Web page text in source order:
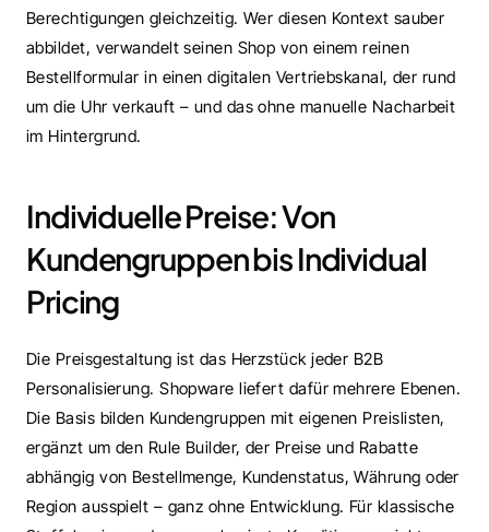
Berechtigungen gleichzeitig. Wer diesen Kontext sauber
abbildet, verwandelt seinen Shop von einem reinen
Bestellformular in einen digitalen Vertriebskanal, der rund
um die Uhr verkauft – und das ohne manuelle Nacharbeit
im Hintergrund.
Individuelle Preise: Von
Kundengruppen bis Individual
Pricing
Die Preisgestaltung ist das Herzstück jeder B2B
Personalisierung. Shopware liefert dafür mehrere Ebenen.
Die Basis bilden Kundengruppen mit eigenen Preislisten,
ergänzt um den Rule Builder, der Preise und Rabatte
abhängig von Bestellmenge, Kundenstatus, Währung oder
Region ausspielt – ganz ohne Entwicklung. Für klassische